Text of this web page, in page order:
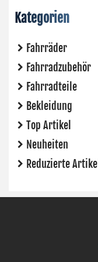
Kategorien
Fahrräder
Fahrradzubehör
Fahrradteile
Bekleidung
Top Artikel
Neuheiten
Reduzierte Artikel